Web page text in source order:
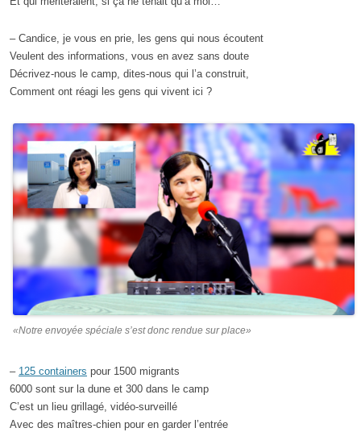
– Candice, je vous en prie, les gens qui nous écoutent
Veulent des informations, vous en avez sans doute
Décrivez-nous le camp, dites-nous qui l’a construit,
Comment ont réagi les gens qui vivent ici ?
«Notre envoyée spéciale s’est donc rendue sur place»
– 125 containers pour 1500 migrants
6000 sont sur la dune et 300 dans le camp
C’est un lieu grillagé, vidéo-surveillé
Avec des maîtres-chien pour en garder l’entrée